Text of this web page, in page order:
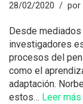
28/02/2020 por
Desde
investigadores
procesos del
como el
adaptación.
estos… Leer más